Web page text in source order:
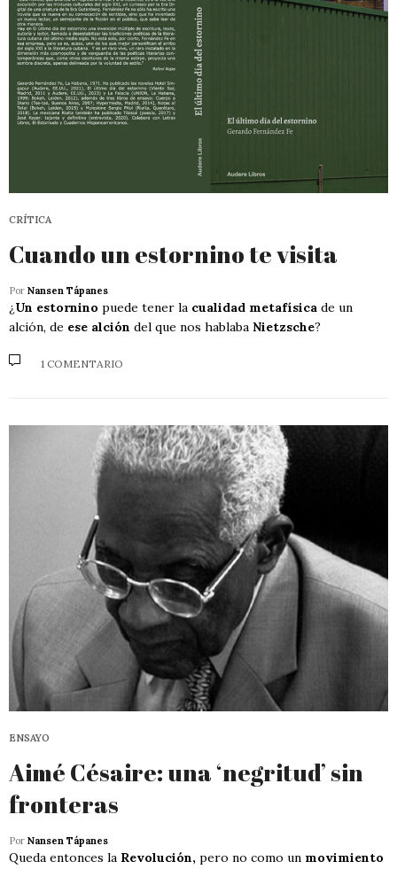
CRÍTICA
Cuando un estornino te visita
Por Nansen Tápanes
¿Un estornino puede tener la cualidad metafísica de un
alción, de ese alción del que nos hablaba Nietzsche?
1 COMENTARIO
ENSAYO
Aimé Césaire: una ‘negritud’ sin
fronteras
Por Nansen Tápanes
Queda entonces la Revolución, pero no como un movimiento